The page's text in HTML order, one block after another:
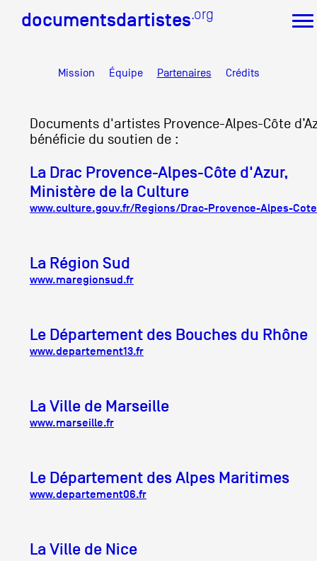
documentsdartistes.org
documentsdartistes.org
Équipe
Partenaires
Actions
Documentation
Visites d'ateliers
Événements
1% œuvres dans l'espace public
Mission Équipe Partenaires Crédits
Documents d'artistes Provence-Alpes-Côte
bénéficie du soutien de :
La Drac Provence-Alpes-Côte d'Azur,
Ministère de la Culture
www.culture.gouv.fr/Regions/Drac-Provence-Alpes-
La Région Sud
www.maregionsud.fr
Le Département des Bouches du Rhône
www.departement13.fr
La Ville de Marseille
www.marseille.fr
Le Département des Alpes Maritimes
www.departement06.fr
La Ville de Nice